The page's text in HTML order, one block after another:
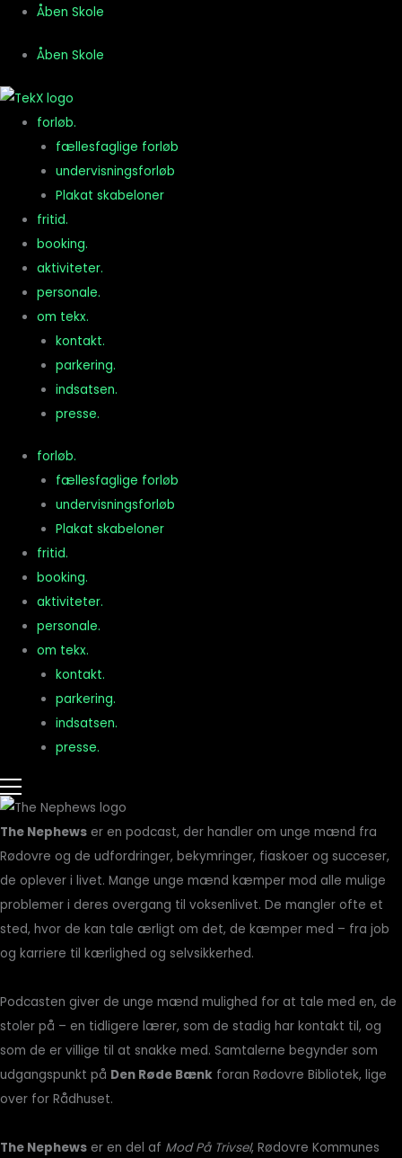
indholdet
Åben Skole
Åben Skole
forløb.
fællesfaglige forløb
undervisningsforløb
Plakat skabeloner
fritid.
booking.
aktiviteter.
personale.
om tekx.
kontakt.
parkering.
indsatsen.
presse.
forløb.
fællesfaglige forløb
undervisningsforløb
Plakat skabeloner
fritid.
booking.
aktiviteter.
personale.
om tekx.
kontakt.
parkering.
indsatsen.
presse.
The Nephews er en podcast, der handler om unge mænd fra
Rødovre og de udfordringer, bekymringer, fiaskoer og succeser,
de oplever i livet. Mange unge mænd kæmper mod alle mulige
problemer i deres overgang til voksenlivet. De mangler ofte et
sted, hvor de kan tale ærligt om det, de kæmper med – fra job
og karriere til kærlighed og selvsikkerhed.
Podcasten giver de unge mænd mulighed for at tale med en, de
stoler på – en tidligere lærer, som de stadig har kontakt til, og
som de er villige til at snakke med. Samtalerne begynder som
udgangspunkt på Den Røde Bænk foran Rødovre Bibliotek, lige
over for Rådhuset.
The Nephews er en del af Mod På Trivsel, Rødovre Kommunes